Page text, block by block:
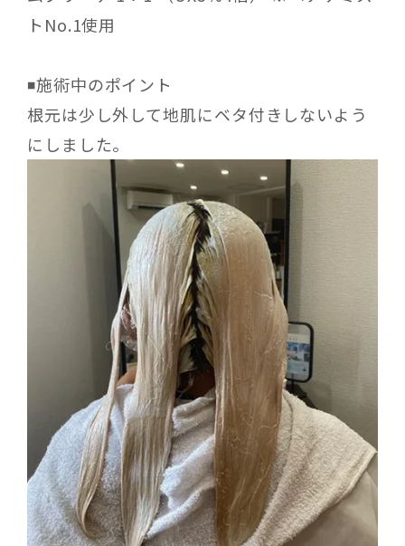
トNo.1使用
◾️施術中のポイント
根元は少し外して地肌にベタ付きしないよう
にしました。